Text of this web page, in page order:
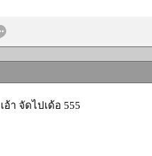
เอ้า จัดไปเด้อ 555